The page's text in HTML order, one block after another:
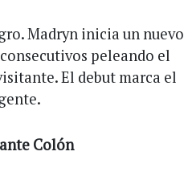
Madryn inicia un nuevo
peleando el
El debut marca el
Colón